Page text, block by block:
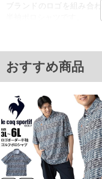
ブランドのロゴを組み合
4L/60/28/136/84
5L/62/29/142/87
※【返品交換について】
返品交換希望の方は、商品到着
下着(肌着)やワイシャツは商
ご了承くださいませ。
※【ボトムの裾上げをご希望の
裾上げ料金は500円+税となりま
備考欄に股下●cmとご記入下さ
おすすめ商品